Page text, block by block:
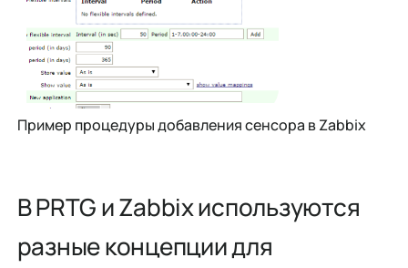
Пример процедуры добавления сенсора в Zabbix
В PRTG и Zabbix используются
разные концепции для